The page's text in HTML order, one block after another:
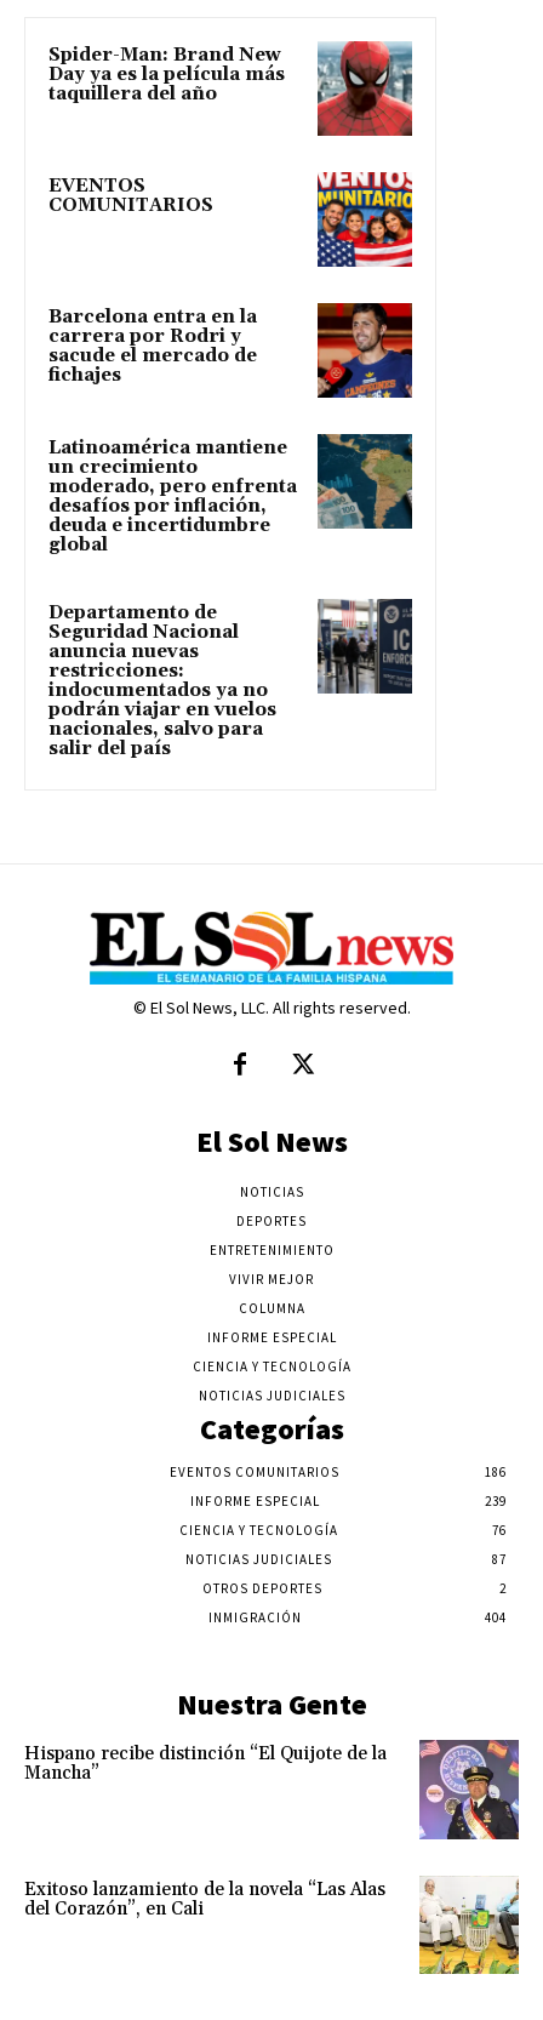
Spider-Man: Brand New
Day ya es la película más
taquillera del año
EVENTOS
COMUNITARIOS
Barcelona entra en la
carrera por Rodri y
sacude el mercado de
fichajes
Latinoamérica mantiene
un crecimiento
moderado, pero enfrenta
desafíos por inflación,
deuda e incertidumbre
global
Departamento de
Seguridad Nacional
anuncia nuevas
restricciones:
indocumentados ya no
podrán viajar en vuelos
nacionales, salvo para
salir del país
© El Sol News, LLC. All rights reserved.
El Sol News
NOTICIAS
DEPORTES
ENTRETENIMIENTO
VIVIR MEJOR
COLUMNA
INFORME ESPECIAL
CIENCIA Y TECNOLOGÍA
NOTICIAS JUDICIALES
Categorías
EVENTOS COMUNITARIOS
186
INFORME ESPECIAL
239
CIENCIA Y TECNOLOGÍA
76
NOTICIAS JUDICIALES
87
OTROS DEPORTES
2
INMIGRACIÓN
404
Nuestra Gente
Hispano recibe distinción “El Quijote de la
Mancha”
Exitoso lanzamiento de la novela “Las Alas
del Corazón”, en Cali